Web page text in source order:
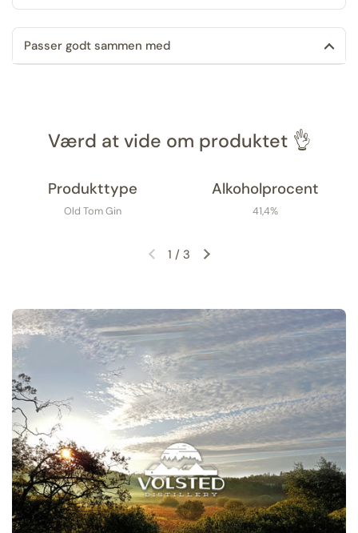
Passer godt sammen med
Værd at vide om produktet 👌
Produkttype
Old Tom Gin
Alkoholprocent
41,4%
Forrige slideNæste slide
1 / 3